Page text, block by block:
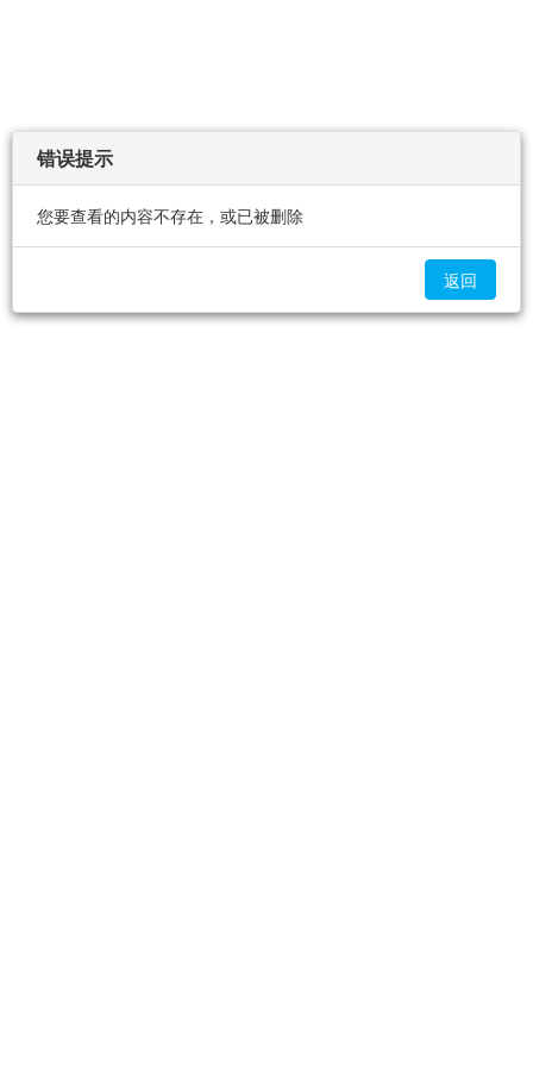
错误提示
您要查看的内容不存在，或已被删除
返回